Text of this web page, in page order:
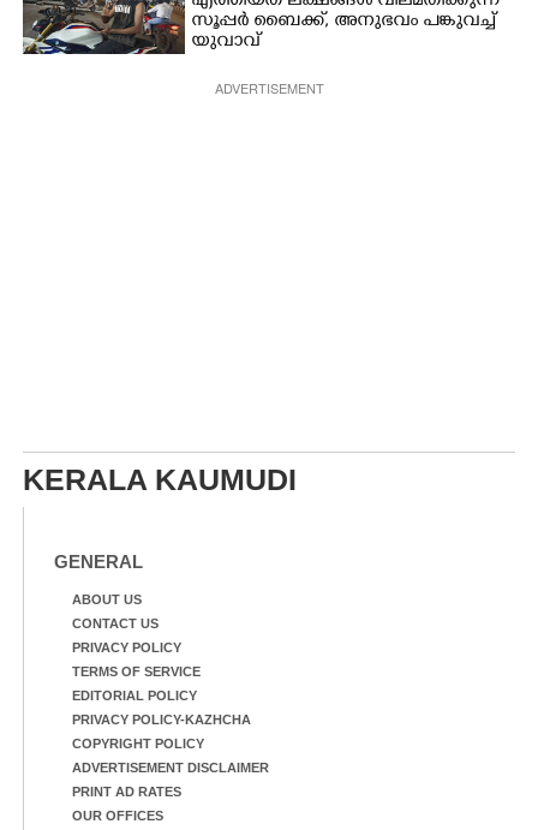
സൂപ്പർ ബൈക്ക്,​ അനുഭവം പങ്കുവച്ച്
യുവാവ്
ADVERTISEMENT
KERALA KAUMUDI
GENERAL
ABOUT US
CONTACT US
PRIVACY POLICY
TERMS OF SERVICE
EDITORIAL POLICY
PRIVACY POLICY-KAZHCHA
COPYRIGHT POLICY
ADVERTISEMENT DISCLAIMER
PRINT AD RATES
OUR OFFICES